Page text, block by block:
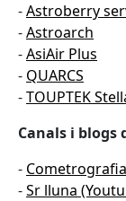
-Astroberry
-Astroarch
-AsiAir Plus
- QUARCS
-TOUPTEK
Canals i blogs
-
-Sr lluna